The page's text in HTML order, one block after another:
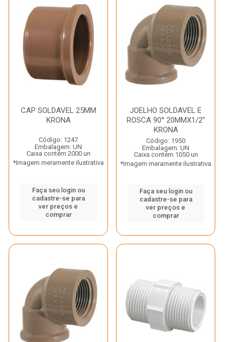
CAP SOLDAVEL 25MM
KRONA
Código: 1247
Embalagem: UN
Caixa contém 2000 un
*Imagem meramente ilustrativa
Faça seu login ou
cadastre-se para
ver preços e
comprar
JOELHO SOLDAVEL E
ROSCA 90° 20MMX1/2”
KRONA
Código: 1950
Embalagem: UN
Caixa contém 1050 un
*Imagem meramente ilustrativa
Faça seu login ou
cadastre-se para
ver preços e
comprar